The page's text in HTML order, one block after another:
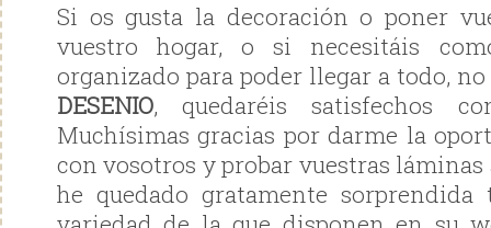
Si os gusta la decoración o poner
vuestro hogar, o si necesitáis
organizado para poder llegar a todo,
DESENIO, quedaréis satisfechos
Muchísimas gracias por darme la
con vosotros y probar vuestras láminas
he quedado gratamente